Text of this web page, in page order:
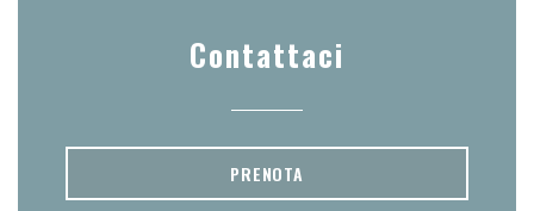
Contattaci
PRENOTA